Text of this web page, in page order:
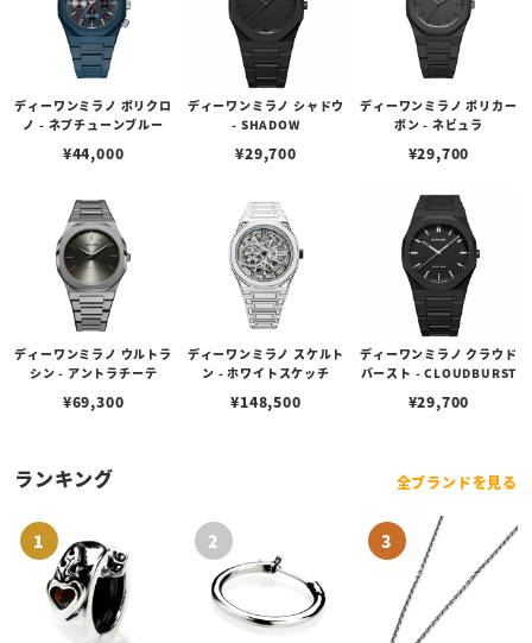
ディーワンミラノ ポリクロ
ノ - ネプチューンブルー
¥44,000
ディーワンミラノ シャドウ
- SHADOW
¥29,700
ディーワンミラノ ポリカー
ボン - ネビュラ
¥29,700
ディーワンミラノ ウルトラ
シン - アントラチーテ
¥69,300
ディーワンミラノ スケルト
ン - ホワイトスケッチ
¥148,500
ディーワンミラノ クラウド
バースト - CLOUDBURST
¥29,700
ランキング 全ブランドを見る